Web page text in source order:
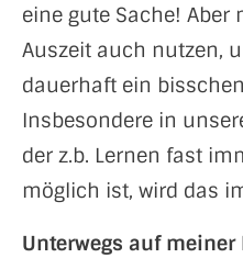
eine gute Sache!
Auszeit auch nutzen,
dauerhaft ein
Insbesondere in
der z.b. Lernen fast
möglich ist, wird das
Unterwegs auf